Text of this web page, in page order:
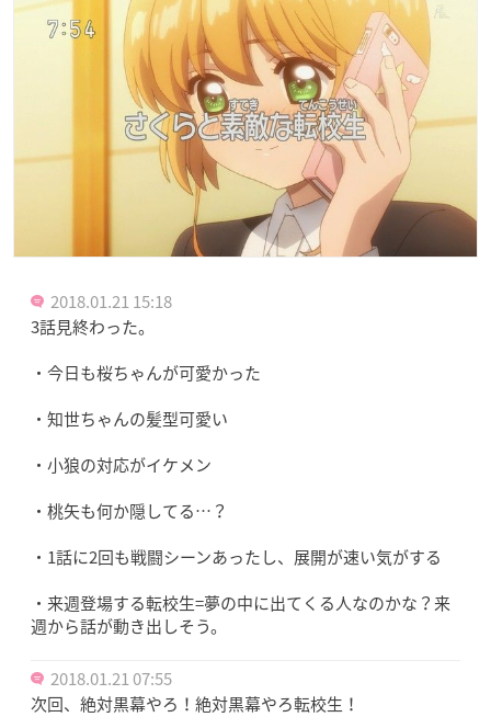
2018.01.21 15:18
3話見終わった。
・今日も桜ちゃんが可愛かった
・知世ちゃんの髪型可愛い
・小狼の対応がイケメン
・桃矢も何か隠してる…？
・1話に2回も戦闘シーンあったし、展開が速い気がする
・来週登場する転校生=夢の中に出てくる人なのかな？来
週から話が動き出しそう。
2018.01.21 07:55
次回、絶対黒幕やろ！絶対黒幕やろ転校生！